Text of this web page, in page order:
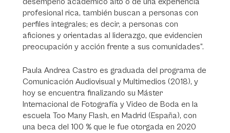
profesional rica, también buscan a personas con
perfiles integrales; es decir, a personas con
aficiones y orientadas al liderazgo, que evidencien
preocupación y acción frente a sus comunidades”.
Paula Andrea Castro es graduada del programa de
Comunicación Audiovisual y Multimedios (2018), y
hoy se encuentra finalizando su Máster
Internacional de Fotografía y Video de Boda en la
escuela Too Many Flash, en Madrid (España), con
una beca del 100 % que le fue otorgada en 2020